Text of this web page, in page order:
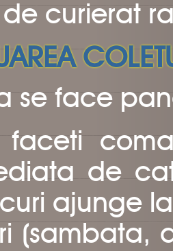
curierat
se face
faceti
de
ajunge
(sambata,